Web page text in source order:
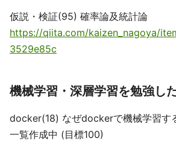
仮説・検証(95) 確率論及統計論
https://qiita.com/kaizen_nagoya/
3529e85c
機械学習・深層学習を勉強し
docker(18) なぜdockerで機械学習す
一覧作成中 (目標100)